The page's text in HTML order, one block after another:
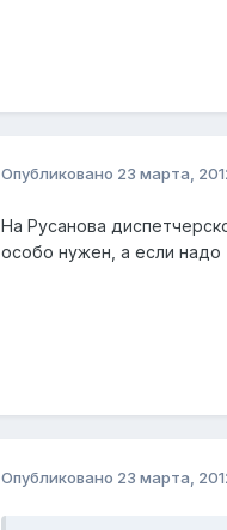
Опубликовано 23 марта,
На Русанова
особо нужен, а если
Опубликовано 23 марта,